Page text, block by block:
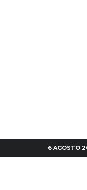
6 AGOSTO